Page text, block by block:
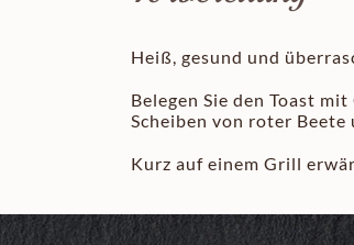
Heiß, gesund und
Belegen Sie den Toast
Scheiben von roter Beete
Kurz auf einem Grill